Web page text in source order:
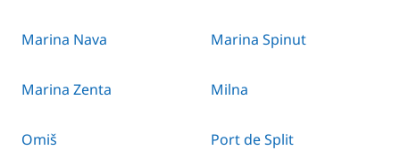
Marina Nava Marina Spinut
Marina Zenta Milna
Omiš Port de Split